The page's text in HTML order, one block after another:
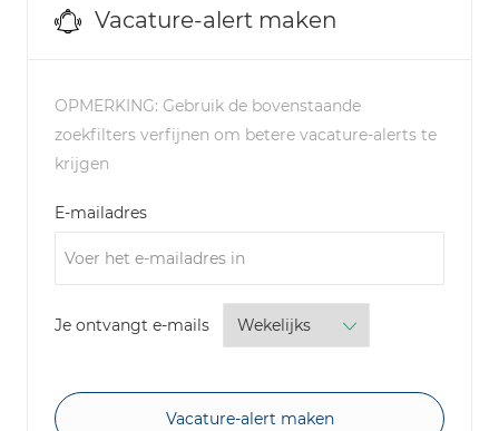
Vacature-alert maken
OPMERKING: Gebruik de bovenstaande
zoekfilters verfijnen om betere vacature-alerts te
krijgen
E-mailadresRequired
Je ontvangt e-mailsRequired
Vacature-alert maken